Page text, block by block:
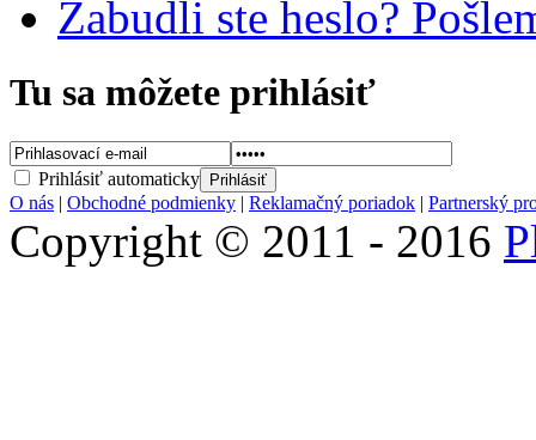
Zabudli ste heslo?
Tu sa môžete prihlásiť
Prihlásiť automaticky
O nás | Obchodné podmienky | Reklamačný poriadok | Partnerský
Copyright © 2011 - 2016